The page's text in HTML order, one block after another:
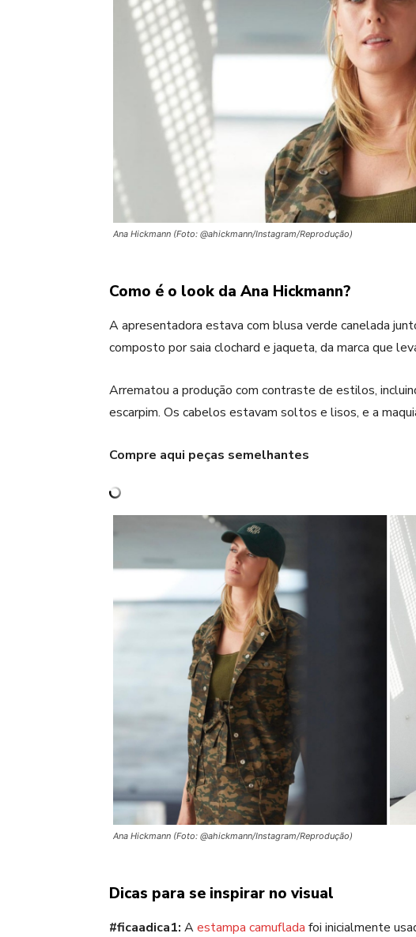
Ana Hickmann (Foto: @ahickmann/Instagram/Reprodução)
Como é o look da Ana Hickmann?
A apresentadora estava com blusa verde canelada
composto por saia clochard e jaqueta, da marca que
Arrematou a produção com contraste de estilos,
escarpim. Os cabelos estavam soltos e lisos, e a
Compre aqui peças semelhantes
Ana Hickmann (Foto: @ahickmann/Instagram/Reprodução)
Dicas para se inspirar no visual
#ficaadica1: Aestampa camuflada foi inicialmente